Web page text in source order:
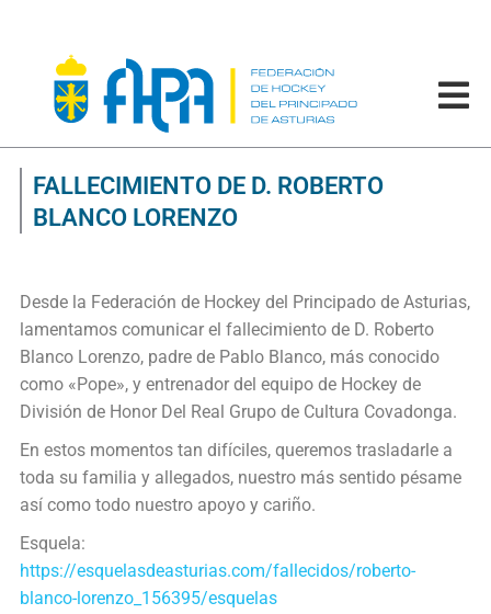
FALLECIMIENTO DE D. ROBERTO
BLANCO LORENZO
Desde la Federación de Hockey del Principado de Asturias,
lamentamos comunicar el fallecimiento de D. Roberto
Blanco Lorenzo, padre de Pablo Blanco, más conocido
como «Pope», y entrenador del equipo de Hockey de
División de Honor Del Real Grupo de Cultura Covadonga.
En estos momentos tan difíciles, queremos trasladarle a
toda su familia y allegados, nuestro más sentido pésame
así como todo nuestro apoyo y cariño.
Esquela:
https://esquelasdeasturias.com/fallecidos/roberto-
blanco-lorenzo_156395/esquelas